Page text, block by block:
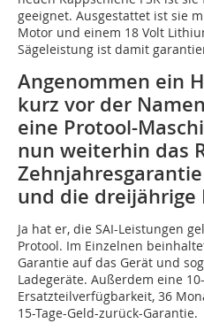
geeignet. Ausgestattet ist sie
Motor und einem 18 Volt
Sägeleistung ist damit
Angenommen ein
kurz vor der
eine Protool-
nun weiterhin das
und die dreijährige
Ja hat er, die SAI-Leistungen
Protool. Im Einzelnen
Garantie auf das Gerät und
Ladegeräte. Außerdem eine
Ersatzteilverfügbarkeit, 36
15-Tage-Geld-zurück-Garantie.